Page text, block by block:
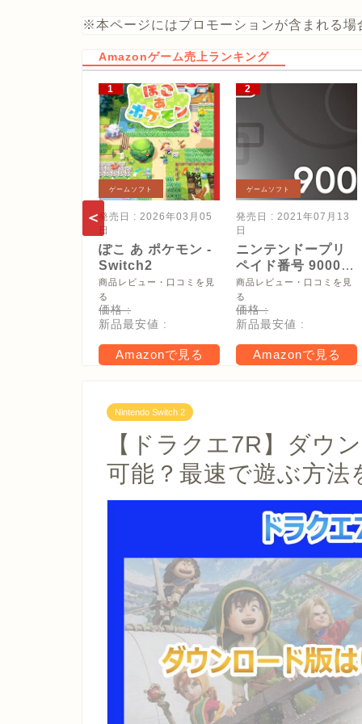
※本ページにはプロモーションが含まれる場
Amazonゲーム売上ランキング
ゲームソフト
発売日 : 2026年03月05
日
ぽこ あ ポケモン -
Switch2
商品レビュー・口コミを見
る
価格 :
新品最安値 :
Amazonで見る
ゲームソフト
発売日 : 2021年07月13
日
ニンテンドープリ
ペイド番号 9000
円|オンラインコー
ド版
商品レビュー・口コミを見
る
価格 :
新品最安値 :
Amazonで見る
Nintendo Switch 2
【ドラクエ7R】ダウ
可能？最速で遊ぶ方